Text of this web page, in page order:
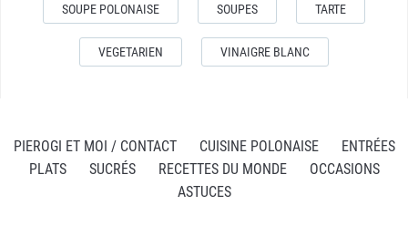
SOUPE POLONAISE SOUPES TARTE
VEGETARIEN VINAIGRE BLANC
PIEROGI ET MOI / CONTACT CUISINE POLONAISE
ENTRÉES
PLATS
SUCRÉS RECETTES DU MONDE
OCCASIONS
ASTUCES